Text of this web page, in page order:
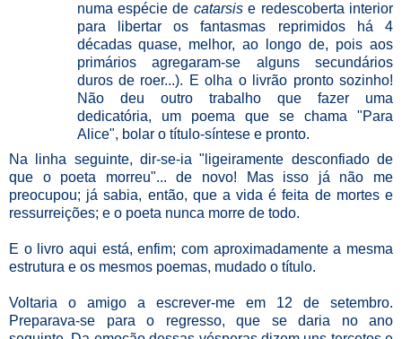
numa espécie de catarsise redescoberta interior
para libertar os fantasmas reprimidos há 4
décadas quase, melhor, ao longo de, pois aos
primários agregaram-se alguns secundários
duros de roer...). E olha o livrão pronto sozinho!
Não deu outro trabalho que fazer uma
dedicatória, um poema que se chama "Para
Alice", bolar o título-síntese e pronto.
Na linha seguinte, dir-se-ia "ligeiramente desconfiado de
que o poeta morreu"... de novo! Mas isso já não me
preocupou; já sabia, então, que a vida é feita de mortes e
ressurreições; e o poeta nunca morre de todo.
E o livro aqui está, enfim; com aproximadamente a mesma
estrutura e os mesmos poemas, mudado o título.
Voltaria o amigo a escrever-me em 12 de setembro.
Preparava-se para o regresso, que se daria no ano